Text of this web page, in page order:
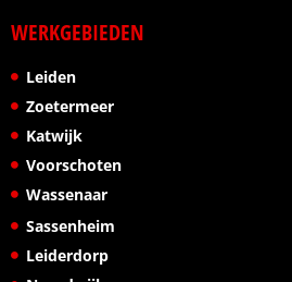
WERKGEBIEDEN
Leiden
Zoetermeer
Katwijk
Voorschoten
Wassenaar
Sassenheim
Leiderdorp